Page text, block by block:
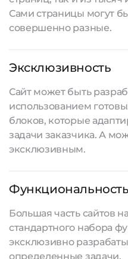
Сами страницы могут
совершенно разные.
Эксклюзивность
Сайт может быть
использованием
блоков, которые
задачи заказчика. А
эксклюзивным.
Функциональность
Большая часть сайтов
стандартного набора
эксклюзивно
определенные задачи.